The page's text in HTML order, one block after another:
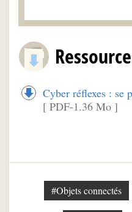
Cyber réflexes : se
[ PDF-1.36 Mo ]
#Objets connectés